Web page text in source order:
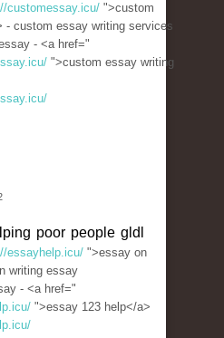
customessay.icu/ ">custom
- custom essay writing services
- <a href="
">custom essay writing
poor people gldl
essayhelp.icu/ ">essay on
writing essay
- <a href="
">essay 123 help</a>